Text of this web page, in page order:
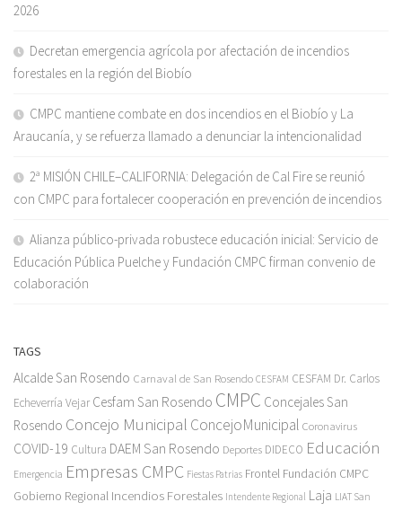
2026
Decretan emergencia agrícola por afectación de incendios
forestales en la región del Biobío
CMPC mantiene combate en dos incendios en el Biobío y La
Araucanía, y se refuerza llamado a denunciar la intencionalidad
2ª MISIÓN CHILE–CALIFORNIA: Delegación de Cal Fire se reunió
con CMPC para fortalecer cooperación en prevención de incendios
Alianza público-privada robustece educación inicial: Servicio de
Educación Pública Puelche y Fundación CMPC firman convenio de
colaboración
TAGS
Alcalde San Rosendo Carnaval de San Rosendo CESFAM CESFAM Dr. Carlos
Echeverría Vejar Cesfam San Rosendo CMPC Concejales San
Rosendo Concejo Municipal ConcejoMunicipal Coronavirus
COVID-19 Cultura DAEM San Rosendo Deportes DIDECO Educación
Emergencia Empresas CMPC Fiestas Patrias Frontel Fundación CMPC
Gobierno Regional Incendios Forestales Intendente Regional Laja LIAT San